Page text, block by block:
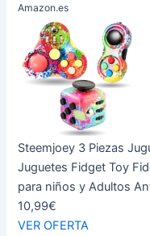
Amazon.es
Steemjoey 3 Piezas
Juguetes Fidget Toy
para niños y Adultos
10,99€
VER OFERTA